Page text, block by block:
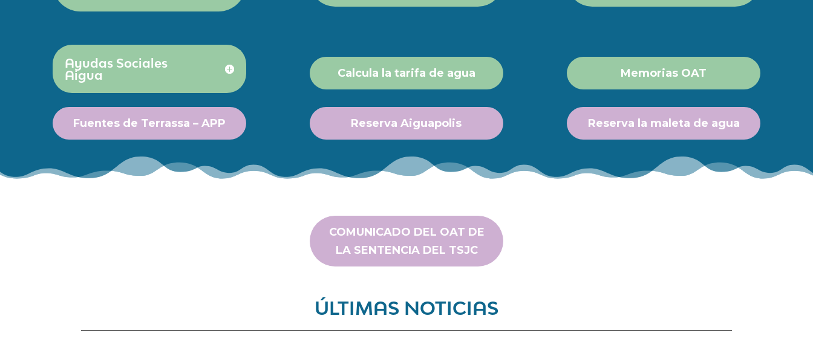
Ayudas Sociales
Aigua
Calcula la tarifa de agua Memorias OAT
Fuentes de Terrassa – APP Reserva Aiguapolis Reserva la maleta de agua
COMUNICADO DEL OAT DE
LA SENTENCIA DEL TSJC
ÚLTIMAS NOTICIAS